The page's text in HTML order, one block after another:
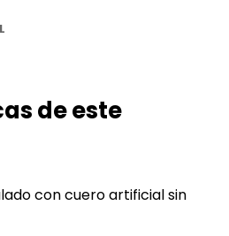
de este
con cuero artificial sin